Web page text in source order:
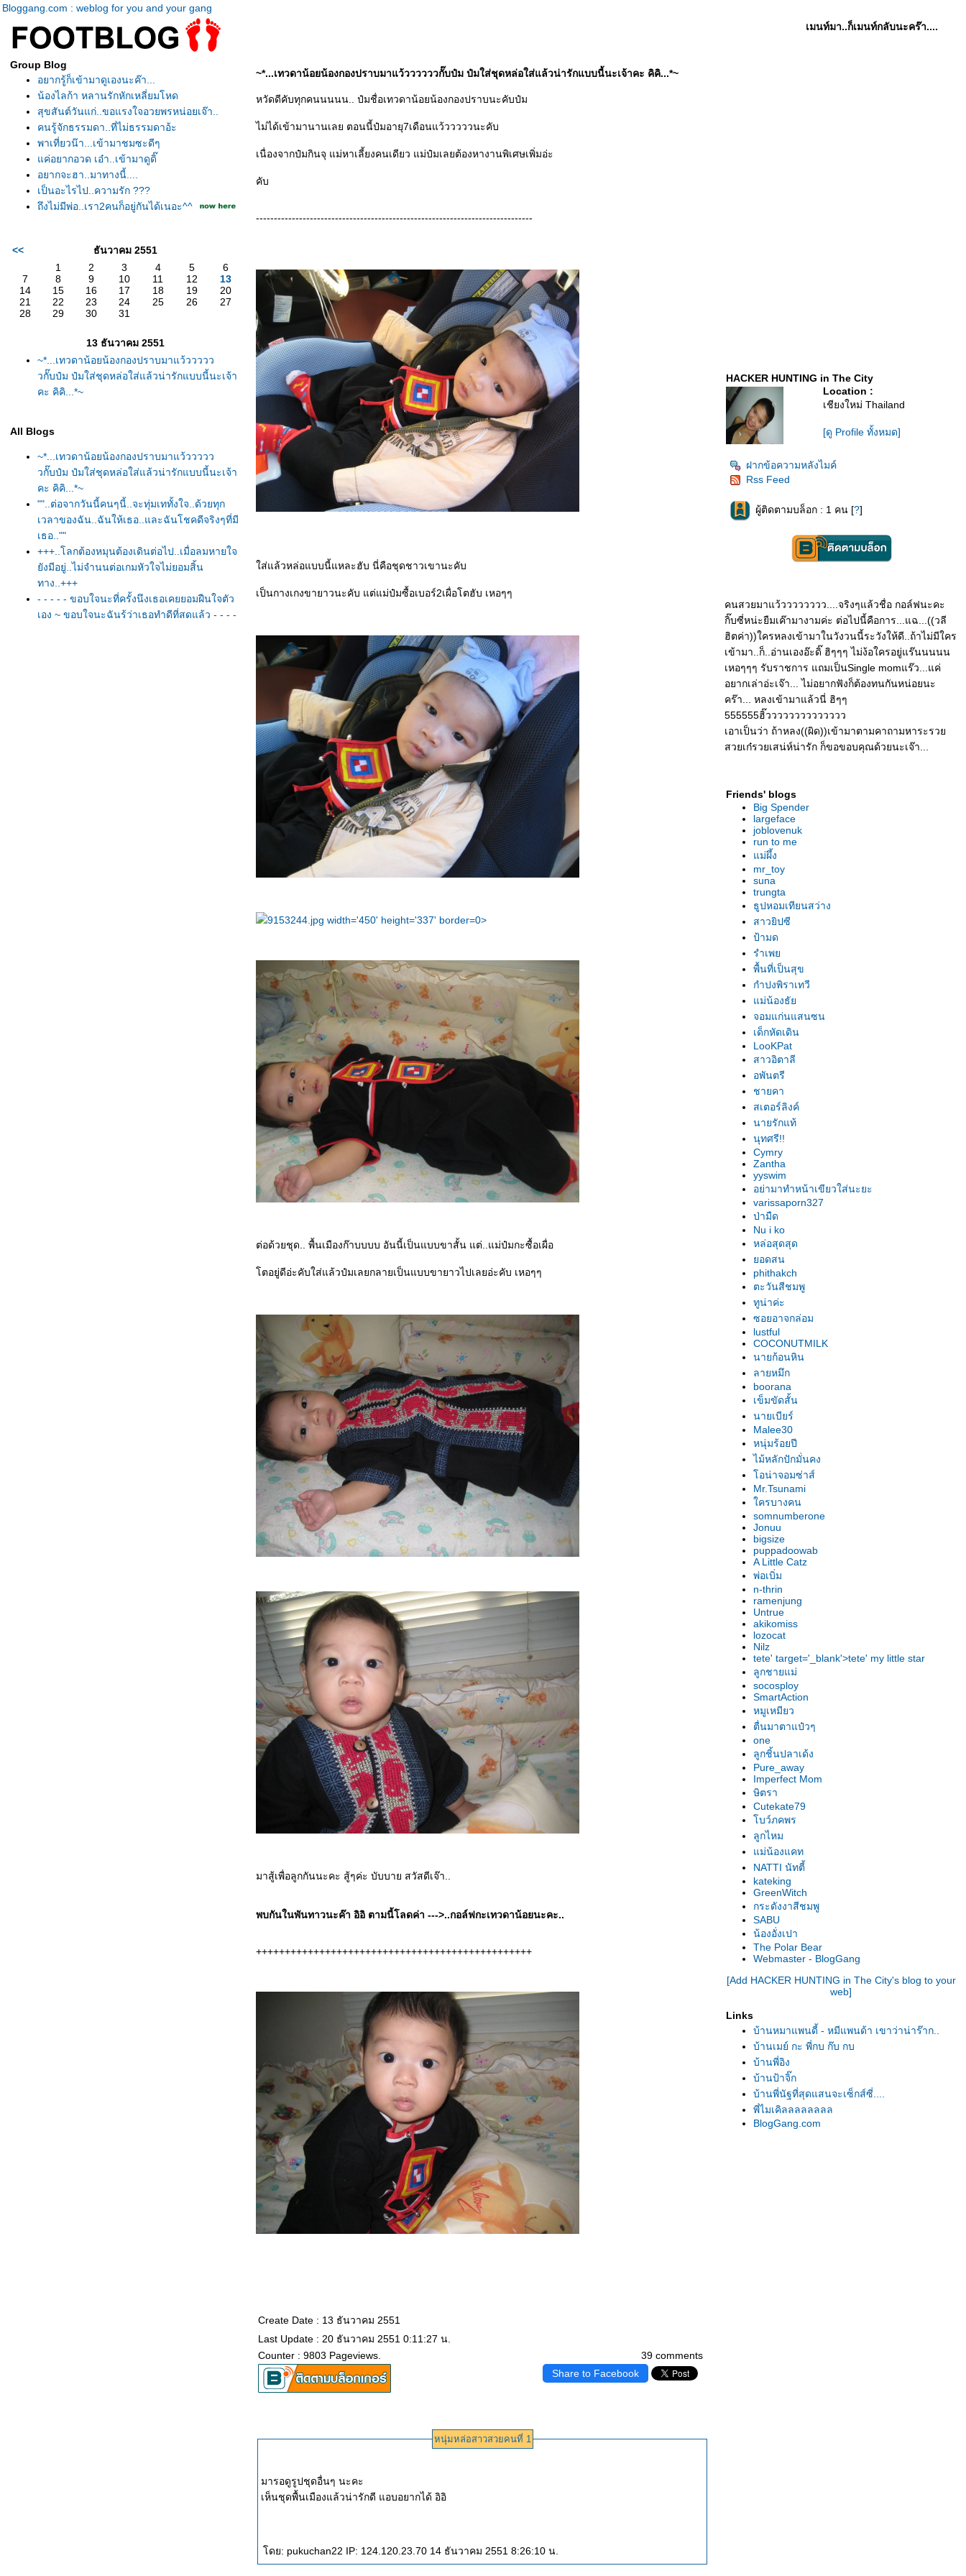
Bloggang.com : weblog for you and your gang
เมนท์มา..ก็เมนท์กลับนะคร๊า....
Group Blog
อยากรู้ก็เข้ามาดูเองนะค๊า...
น้องไลก้า หลานรักหักเหลี่ยมโหด
สุขสันต์วันแก่..ขอแรงใจอวยพรหน่อยเจ๊า..
คนรู้จักธรรมดา..ที่ไม่ธรรมดาอ้ะ
พาเที่ยวน๊า...เข้ามาชมซะดีๆ
ค่อยากอวด เอ๋า..เข้ามาดูดิ๊
อยากจะฮา..มาทางนี้....
เป็นอะไรไป..ความรัก ???
ถึงไม่มีพ่อ..เรา2คนก็อยู่กันได้เนอะ^^
<<
ธันวาคม 2551
1
2 3 4 5
6
7
8 9 10 11 12
13
14
15 16 17 18 19
20
21
22 23 24 25 26
27
28
29 30 31
13 ธันวาคม 2551
~*...เทวดาน้อยน้องกองปราบมาแว้ววววว
วกั๊บป๋ม ป๋มใส่ชุดหล่อใส่แล้วน่ารักแบบนี้นะเจ้า
คะ คิคิ...*~
All Blogs
~*...เทวดาน้อยน้องกองปราบมาแว้ววววว
วกั๊บป๋ม ป๋มใส่ชุดหล่อใส่แล้วน่ารักแบบนี้นะเจ้า
คะ คิคิ...*~
""..ต่อจากวันนี้คนๆนี้..จะทุ่มเททั้งใจ..ด้วยทุก
เวลาของฉัน..ฉันให้เธอ..และฉันโชคดีจริงๆที่มี
เธอ..""
+++..โลกต้องหมุนต้องเดินต่อไป..เมื่อลมหายใจ
ังมีอยู่..ไม่จำนนต่อเกมหัวใจไม่ยอมสิ้น
ทาง..+++
- - - - - ขอบใจนะที่ครั้งนึงเธอเคยยอมฝืนใจตัว
เอง ~ ขอบใจนะฉันรู้ว่าเธอทำดีที่สุดแล้ว - - - -
~*...เทวดาน้อยน้องกองปราบมาแว้ววววววกั๊บป๋ม ป๋มใส่ชุดหล่อใส่แล้วน่ารักแบบนี้นะเจ้าคะ คิคิ...*~
หวัดดีคับทุกคนนนนน.. ป๋มชื่อเทวดาน้อยน้องกองปราบนะคับป๋ม
ไม่ได้เข้ามานานเลย ตอนนี้ป๋มอายุ7เดือนแว้วววววนะคับ
เนื่องจากป๋มกินจุ แม่หาเลี้ยงคนเดียว แม่ป๋มเลยต้องหางานพิเศษเพิ่มอ่ะ
คับ
-----------------------------------------------------------------------------
ส่แล้วหล่อแบบนี้แหละฮับ นี่คือชุดชาวเขานะคับ
เป็นกางเกงขายาวนะคับ แต่แม่ป๋มซื้อเบอร์2เผื่อโตฮับ เหอๆๆ
9153244.jpg width='450' height='337' border=0>
ต่อด้วยชุด.. พื้นเมืองก๊าบบบบ อันนี้เป็นแบบขาสั้น แต่..แม่ป๋มกะซื้อเผื่อ
ตอยู่ดีอ่ะคับใส่แล้วป๋มเลยกลายเป็นแบบขายาวไปเลยอ่ะคับ เหอๆๆ
มาสู้เพื่อลูกกันนะคะ สู้ๆค่ะ บับบาย สวัสดีเจ๊า..
พบกันในพันทาวนะค๊า อิอิ ตามนี้โลดค่า --->..กอล์ฟกะเทวดาน้อยนะคะ..
++++++++++++++++++++++++++++++++++++++++++++++++
Create Date : 13 ธันวาคม 2551
39 comments
Last Update : 20 ธันวาคม 2551 0:11:27 น.
Counter : 9803 Pageviews.
Share to Facebook
หนุ่มหล่อสาวสวยคนที่ 1
มารอดูรูปชุดอื่นๆ นะคะ
เห็นชุดพื้นเมืองแล้วน่ารักดี แอบอยากได้ อิอิ
ดย: pukuchan22 IP: 124.120.23.70 14 ธันวาคม 2551 8:26:10 น.
HACKER HUNTING in The City
Location :
เชียงใหม่ Thailand
[ดู Profile ทั้งหมด]
ฝากข้อความหลังไมค์
Rss Feed
ผู้ติดตามบล็อก : 1 คน [?]
คนสวยมาแว้วววววววว....จริงๆแล้วชื่อ กอล์ฟนะคะ
กิ๊บซี่หน่ะยืมเค๊ามางามค่ะ ต่อไปนี้คือการ...แฉ...((วลี
ฮิตค่า))ใครหลงเข้ามาในวังวนนี้ระวังให้ดี..ถ้าไม่มีใคร
เข้ามา..ก็..อ่านเองอ๊ะดิ๊ ฮิๆๆๆ ไม่ง้อใครอยู่แร๊นนนนน
เหอๆๆๆ รับราชการ แถมเป็นSingle momแร๊ว...แค่
อยากเล่าอ่ะเจ๊า... ไม่อยากฟังก็ต้องทนกันหน่อยนะ
คร๊า... หลงเข้ามาแล้วนี่ ฮิๆๆ
555555ฮิ๊วววววววววววววว
เอาเป็นว่า ถ้าหลง((ผิด))เข้ามาตามคาถามหาระรว
สวยเก๋รวยเสน่ห์น่ารัก ก็ขอขอบคุณด้วยนะเจ๊า...
Friends' blogs
Big Spender
largeface
joblovenuk
run to me
ม่ผึ้ง
mr_toy
suna
trungta
ธูปหอมเทียนสว่าง
สาวยิปซี
ป้ามด
รำเพ
พื้นที่เป็นสุข
กำปงพิราเทวี
ม่น้องธั
จอมแก่นแสนซน
เด็กหัดเดิน
LooKPat
สาวอิตาลี
อพันตรี
ชายคา
สเตอร์ลิงค์
นายรักแท้
นุทศรี!!
Cymry
Zantha
yyswim
อย่ามาทำหน้าเขียวใส่นะยะ
varissaporn327
ป่ามืด
Nu i ko
หล่อสุดสุด
อดสน
phithakch
ตะวันสีชมพู
ทูน่าค่ะ
ซอยอาจกล่อม
lustful
COCONUTMILK
นายก้อนหิน
ลายหมึก
boorana
เข็มขัดสั้น
นายเบียร์
Malee30
หนุ่มร้อยปี
ไม้หลักปักมั่นคง
อน่าจอมซ่าส์
Mr.Tsunami
ครบางคน
somnumberone
Jonuu
bigsize
puppadoowab
A Little Catz
พ่อเบิ่ม
n-thrin
ramenjung
Untrue
akikomiss
lozocat
Nilz
tete' target='_blank'>tete' my little star
ลูกชายแม่
socosploy
SmartAction
หมูเหมียว
ตื่นมาตาแป๋วๆ
one
ลูกชิ้นปลาเด้ง
Pure_away
Imperfect Mom
ษิตรา
Cutekate79
บว์ภคพร
ลูกไหม
ม่น้องแคท
NATTI นัทตี้
kateking
GreenWitch
กระดังงาสีชมพู
SABU
น้องอั่งเปา
The Polar Bear
Webmaster - BlogGang
[Add HACKER HUNTING in The City's blog to your
web]
Links
บ้านหมาแพนดี้ - หมีแพนด้า เขาว่าน่าร๊าก..
บ้านเมย์ กะ พี่กบ ก๊บ กบ
บ้านพี่อิง
บ้านป้าจิ๊ก
บ้านพี่นัฐที่สุดแสนจะเซ็กส์ซี่....
พี่ไมเคิลลลลลลลล
BlogGang.com